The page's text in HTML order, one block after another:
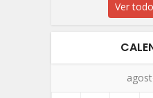
Ver